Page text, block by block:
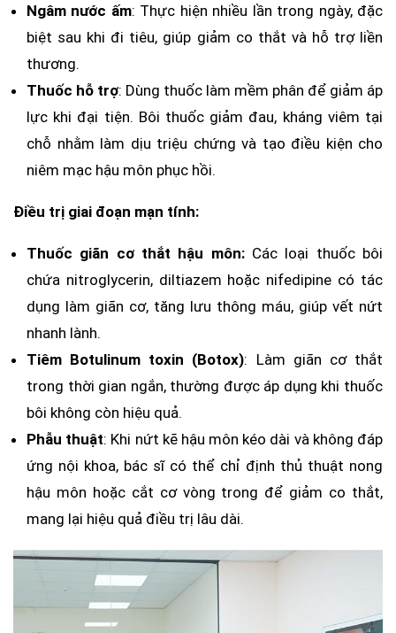
Ngâm nước ấm: Thực hiện nhiều lần trong ngày, đặc
biệt sau khi đi tiêu, giúp giảm co thắt và hỗ trợ liền
thương.
Thuốc hỗ trợ: Dùng thuốc làm mềm phân để giảm áp
lực khi đại tiện. Bôi thuốc giảm đau, kháng viêm tại
chỗ nhằm làm dịu triệu chứng và tạo điều kiện cho
niêm mạc hậu môn phục hồi.
Điều trị giai đoạn mạn tính:
Thuốc giãn cơ thắt hậu môn:Các loại thuốc bôi
chứa nitroglycerin, diltiazem hoặc nifedipine có tác
dụng làm giãn cơ, tăng lưu thông máu, giúp vết nứt
nhanh lành.
Tiêm Botulinum toxin (Botox): Làm giãn cơ thắt
trong thời gian ngắn, thường được áp dụng khi thuốc
bôi không còn hiệu quả.
Phẫu thuật: Khi nứt kẽ hậu môn kéo dài và không đáp
ứng nội khoa, bác sĩ có thể chỉ định thủ thuật nong
hậu môn hoặc cắt cơ vòng trong để giảm co thắt,
mang lại hiệu quả điều trị lâu dài.